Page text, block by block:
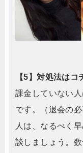
【5】対処法はコ
課金していない人
です。（退会の
人は、なるべく
談しましょう。